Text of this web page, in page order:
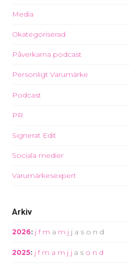
Media
Okategoriserad
Påverkarna podcast
Personligt Varumärke
Podcast
PR
Signerat Edit
Sociala medier
Varumärkesexpert
Arkiv
2026: j f m a m j j a s o n d
2025: j f m a m j j a s o n d